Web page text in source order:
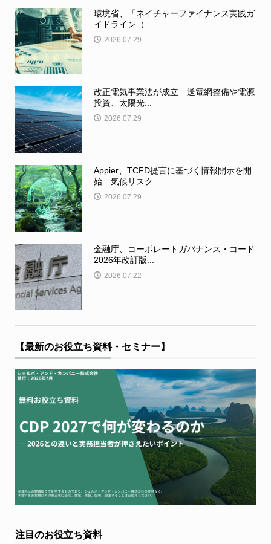
環境省、「ネイチャーファイナンス実践ガ
イドライン（...
2026.07.29
改正電気事業法が成立 送電網整備や電源
投資、太陽光...
2026.07.29
Appier、TCFD提言に基づく情報開示を開
始 気候リスク...
2026.07.29
金融庁、コーポレートガバナンス・コード
2026年改訂版...
2026.07.22
【最新のお役立ち資料・セミナー】
注目のお役立ち資料